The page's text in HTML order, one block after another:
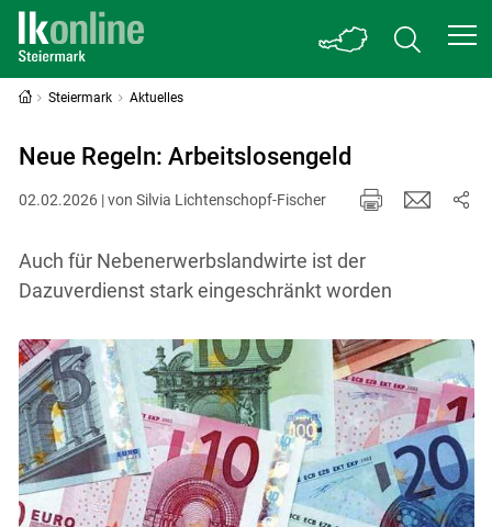
Steiermark Aktuelles
Neue Regeln: Arbeitslosengeld
02.02.2026 | von Silvia Lichtenschopf-Fischer
Auch für Nebenerwerbsland­wirte ist der
Dazuverdienst stark eingeschränkt worden